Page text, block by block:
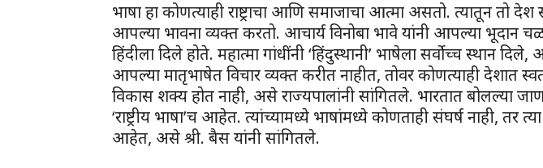
भाषा हा कोणत्याही राष्ट्राचा आणि समाजाचा आत्मा असतो. त्यातून तो
आपल्या भावना व्यक्त करतो. आचार्य विनोबा भावे यांनी आपल्या भूदान
हिंदीला दिले होते. महात्मा गांधींनी ‘हिंदुस्थानी’ भाषेला सर्वोच्च स्थान
आपल्या मातृभाषेत विचार व्यक्त करीत नाहीत, तोवर कोणत्याही देशात
विकास शक्य होत नाही, असे राज्यपालांनी सांगितले. भारतात बोलल्या
‘राष्ट्रीय भाषा’च आहेत. त्यांच्यामध्ये भाषांमध्ये कोणताही संघर्ष नाही, तर
आहेत, असे श्री. बैस यांनी सांगितले.